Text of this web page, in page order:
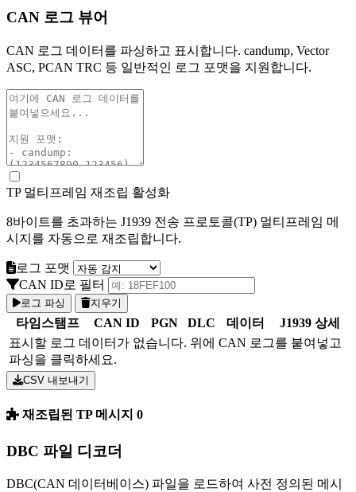
CAN 로그 뷰어
CAN 로그 데이터를 파싱하고 표시합니다. candump, Vector
ASC, PCAN TRC 등 일반적인 로그 포맷을 지원합니다.
TP 멀티프레임 재조립 활성화
8바이트를 초과하는 J1939 전송 프로토콜(TP) 멀티프레임 메
시지를 자동으로 재조립합니다.
로그 포맷
CAN ID로 필터
로그 파싱 지우기
타임스탬프 CAN ID PGN DLC 데이터
J1939 상세
표시할 로그 데이터가 없습니다. 위에 CAN 로그를 붙여넣고
파싱을 클릭하세요.
CSV 내보내기
재조립된 TP 메시지 0
DBC 파일 디코더
DBC(CAN 데이터베이스) 파일을 로드하여 사전 정의된 메시